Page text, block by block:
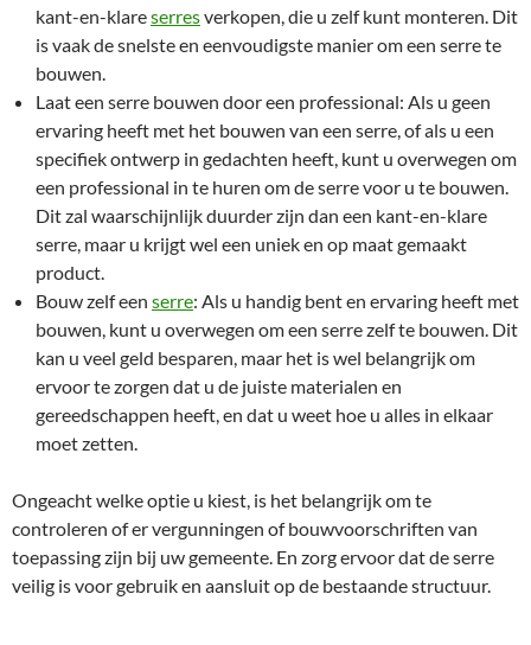
kant-en-klareserresverkopen, die u zelf kunt monteren. Dit
is vaak de snelste en eenvoudigste manier om een serre te
bouwen.
Laat een serre bouwen door een professional: Als u geen
ervaring heeft met het bouwen van een serre, of als u een
specifiek ontwerp in gedachten heeft, kunt u overwegen om
een professional in te huren om de serre voor u te bouwen.
Dit zal waarschijnlijk duurder zijn dan een kant-en-klare
serre, maar u krijgt wel een uniek en op maat gemaakt
product.
Bouw zelf een serre: Als u handig bent en ervaring heeft met
bouwen, kunt u overwegen om een serre zelf te bouwen. Dit
kan u veel geld besparen, maar het is wel belangrijk om
ervoor te zorgen dat u de juiste materialen en
gereedschappen heeft, en dat u weet hoe u alles in elkaar
moet zetten.
Ongeacht welke optie u kiest, is het belangrijk om te
controleren of er vergunningen of bouwvoorschriften van
toepassing zijn bij uw gemeente. En zorg ervoor dat de serre
veilig is voor gebruik en aansluit op de bestaande structuur.